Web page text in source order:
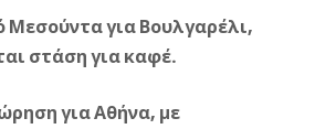
για Βουλγαρέλι,
στάση για καφέ.
για Αθήνα, με